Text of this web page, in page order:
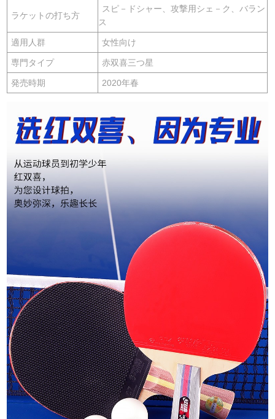
ラケットの打ち方
スピ－ドシャー、攻撃用シェ－ク、バラン
ス
適用人群 女性向け
専門タイプ 赤双喜三つ星
発売時期 2020年春